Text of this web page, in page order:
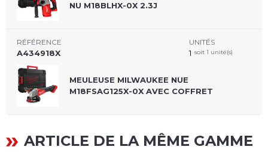
NU M18BLHX-0X 2.3J
RÉFÉRENCE
A434918X
MEULEUSE MILWAUKEE NUE
M18FSAG125X-0X AVEC COFFRET
UNITÉS
1 soit 1 unité(s)
ARTICLE DE LA MÊME GAMME